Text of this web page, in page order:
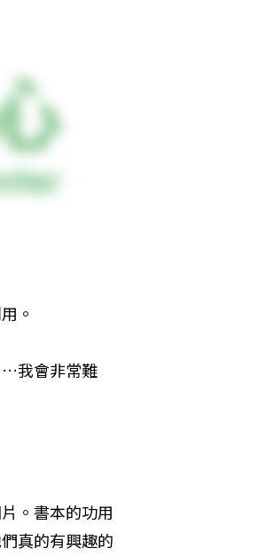
。
我會非常難
。書本的功用
真的有興趣的